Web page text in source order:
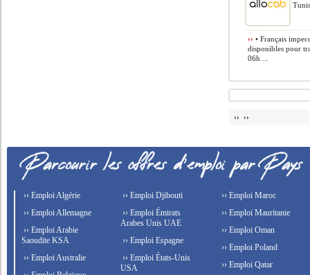
›› • Français
disponibles pour
06h ...
›› ››
›› Emploi Algérie
›› Emploi Allemagne
›› Emploi Arabie
Saoudite KSA
›› Emploi Australie
›› Emploi Djibouti
›› Emploi Émirats
Arabes Unis UAE
›› Emploi Espagne
›› Emploi États-Unis
USA
›› Emploi Maroc
›› Emploi Mauritanie
›› Emploi Oman
›› Emploi Poland
›› Emploi Qatar